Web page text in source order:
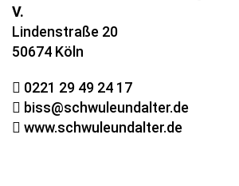
V.
Lindenstraße 20
50674 Köln
0221 29 49 24 17
biss@schwuleundalter.de
www.schwuleundalter.de